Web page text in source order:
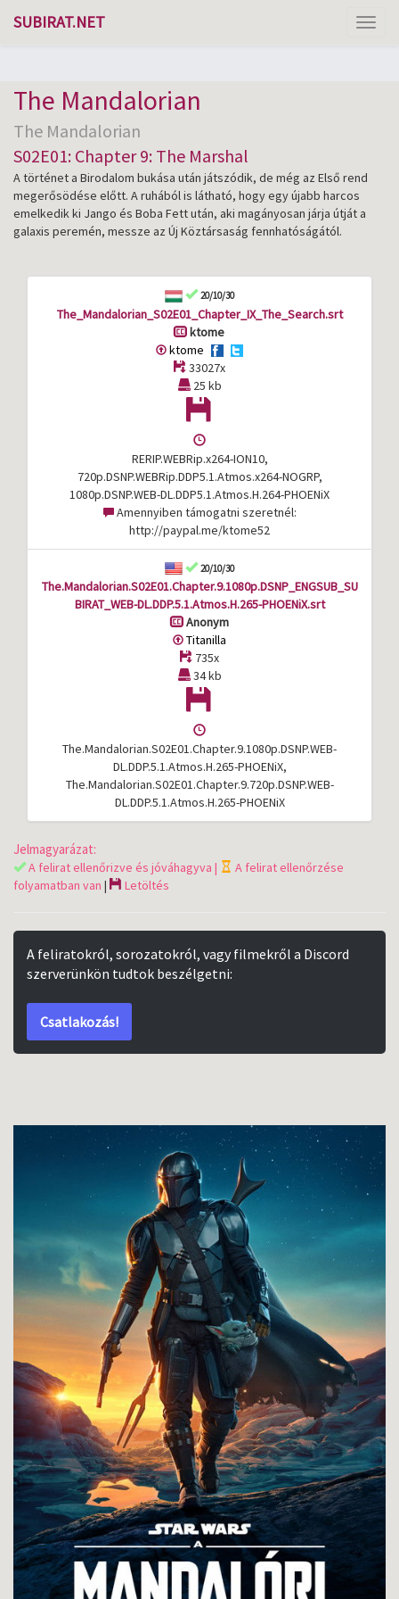
SUBIRAT.NET
The Mandalorian
The Mandalorian
S02E01: Chapter 9: The Marshal
A történet a Birodalom bukása után játszódik, de még az Első rend
megerősödése előtt. A ruhából is látható, hogy egy újabb harcos
emelkedik ki Jango és Boba Fett után, aki magányosan járja útját a
galaxis peremén, messze az Új Köztársaság fennhatóságától.
20/10/30
The_Mandalorian_S02E01_Chapter_IX_The_Search.srt
ktome
ktome
33027x
25 kb
RERIP.WEBRip.x264-ION10,
720p.DSNP.WEBRip.DDP5.1.Atmos.x264-NOGRP,
1080p.DSNP.WEB-DL.DDP5.1.Atmos.H.264-PHOENiX
Amennyiben támogatni szeretnél:
http://paypal.me/ktome52
20/10/30
The.Mandalorian.S02E01.Chapter.9.1080p.DSNP_ENGSUB_SU
BIRAT_WEB-DL.DDP.5.1.Atmos.H.265-PHOENiX.srt
Anonym
Titanilla
735x
34 kb
The.Mandalorian.S02E01.Chapter.9.1080p.DSNP.WEB-
DL.DDP.5.1.Atmos.H.265-PHOENiX,
The.Mandalorian.S02E01.Chapter.9.720p.DSNP.WEB-
DL.DDP.5.1.Atmos.H.265-PHOENiX
Jelmagyarázat:
A felirat ellenőrizve és jóváhagyva |
A felirat ellenőrzése
folyamatban van | Letöltés
A feliratokról, sorozatokról, vagy filmekről a Discord
szerverünkön tudtok beszélgetni:
Csatlakozás!